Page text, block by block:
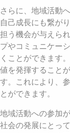
さらに、地域活動
自己成長にも繋が
担う機会が与えら
プやコミュニケー
くことができます
値を発揮すること
す。これにより、
とができます。
地域活動への参加
社会の発展にとっ